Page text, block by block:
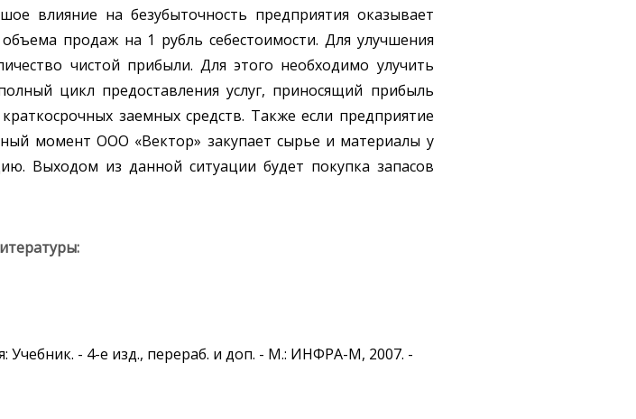
влияние на безубыточность предприятия оказывает
продаж на 1 рубль себестоимости. Для улучшения
чистой прибыли. Для этого необходимо улучить
цикл предоставления услуг, приносящий прибыль
заемных средств. Также если предприятие
момент ООО «Вектор» закупает сырье и материалы у
Выходом из данной ситуации будет покупка запасов
Учебник. - 4-е изд., перераб. и доп. - М.: ИНФРА-М, 2007. -